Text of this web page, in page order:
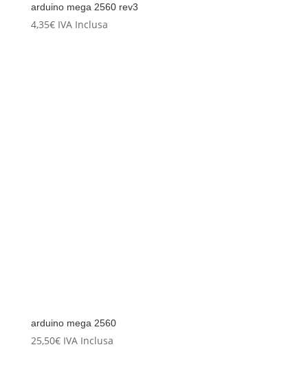
arduino mega 2560 rev3
4,35€ IVA Inclusa
arduino mega 2560
25,50€ IVA Inclusa